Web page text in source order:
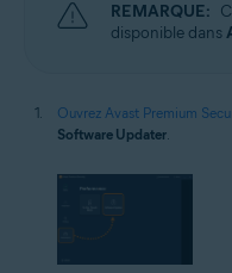
REMARQUE:
disponible dans
Ouvrez Avast Premium
Software Updater.